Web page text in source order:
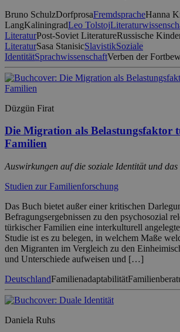
Bruno SchulzDorfprosaFremdspracheHanna
LangKaliningradLeo Tolstoj
LiteraturPost-Soviet LiteratureRussische
LiteraturSasa StanisicSlavistikSoziale
IdentitätSprachwissenschaftVerben der
Düzgün Firat
Die Migration als Belastungsfaktor
Familien
Auswirkungen auf die soziale Identität und das
Studien zur Familienforschung
Das Buch bietet außer einer kritischen
Befragungsergebnissen zu den psychosozial
türkischer Familien eine interkulturell
Studie ist es zu belegen, in welchem Maße
den Migranten im Vergleich zu den
und Unterschiede aufweisen und […]
DeutschlandFamilienadaptabilität
Daniela Ruhs